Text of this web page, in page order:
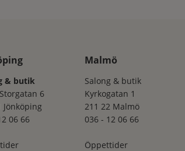
& butik
6
Jönköping
06 66
Malmö
Salong & butik
Kyrkogatan 1
211 22 Malmö
036 - 12 06 66
Öppettider